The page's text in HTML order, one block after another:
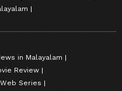
in Malayalam
Review
Series